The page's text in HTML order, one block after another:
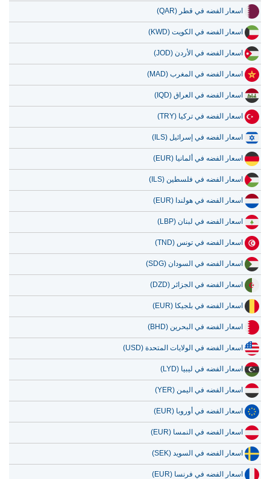
14 يوليو 2026
13 يوليو 2026
12 يوليو 2026
11 يوليو 2026
10 يوليو 2026
اسعار الفضه في قطر (QAR)
اسعار الفضه في الكويت (KWD)
اسعار الفضه في الأردن (JOD)
اسعار الفضه في المغرب (MAD)
اسعار الفضه في العراق (IQD)
اسعار الفضه في تركيا (TRY)
اسعار الفضه في إسرائيل (ILS)
اسعار الفضه في ألمانيا (EUR)
اسعار الفضه في فلسطين (ILS)
اسعار الفضه في هولندا (EUR)
اسعار الفضه في لبنان (LBP)
اسعار الفضه في تونس (TND)
اسعار الفضه في السودان (SDG)
اسعار الفضه في الجزائر (DZD)
اسعار الفضه في بلجيكا (EUR)
اسعار الفضه في البحرين (BHD)
اسعار الفضه في الولايات المتحدة (USD)
اسعار الفضه في ليبيا (LYD)
اسعار الفضه في اليمن (YER)
اسعار الفضه في أوروبا (EUR)
اسعار الفضه في النمسا (EUR)
اسعار الفضه في السويد (SEK)
اسعار الفضه في فرنسا (EUR)